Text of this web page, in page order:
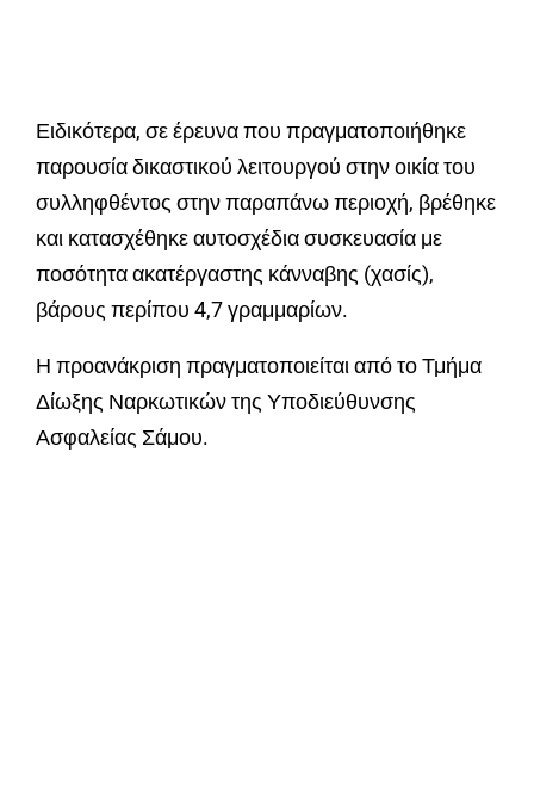
Ειδικότερα, σε έρευνα που πραγματοποιήθηκε
παρουσία δικαστικού λειτουργού στην οικία του
συλληφθέντος στην παραπάνω περιοχή, βρέθηκε
και κατασχέθηκε αυτοσχέδια συσκευασία με
ποσότητα ακατέργαστης κάνναβης (χασίς),
βάρους περίπου 4,7 γραμμαρίων.
Η προανάκριση πραγματοποιείται από το Τμήμα
Δίωξης Ναρκωτικών της Υποδιεύθυνσης
Ασφαλείας Σάμου.